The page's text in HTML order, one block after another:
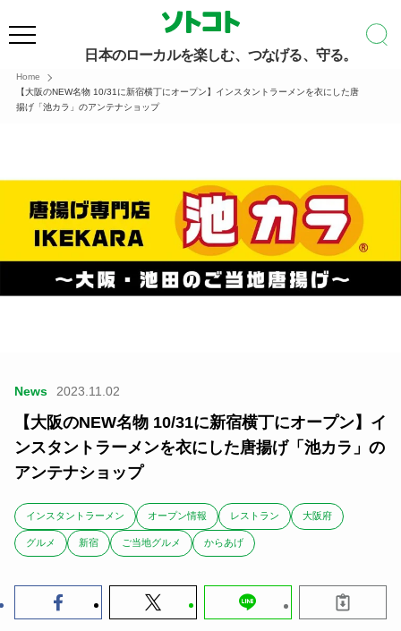
日本のローカルを楽しむ、つなげる、守る。
Home
【大阪のNEW名物 10/31に新宿横丁にオープン】インスタントラーメンを衣にした唐
揚げ「池カラ」のアンテナショップ
News 2023.11.02
【大阪のNEW名物 10/31に新宿横丁にオープン】イ
ンスタントラーメンを衣にした唐揚げ「池カラ」の
アンテナショップ
インスタントラーメン オープン情報 レストラン 大阪府
グルメ 新宿 ご当地グルメ からあげ